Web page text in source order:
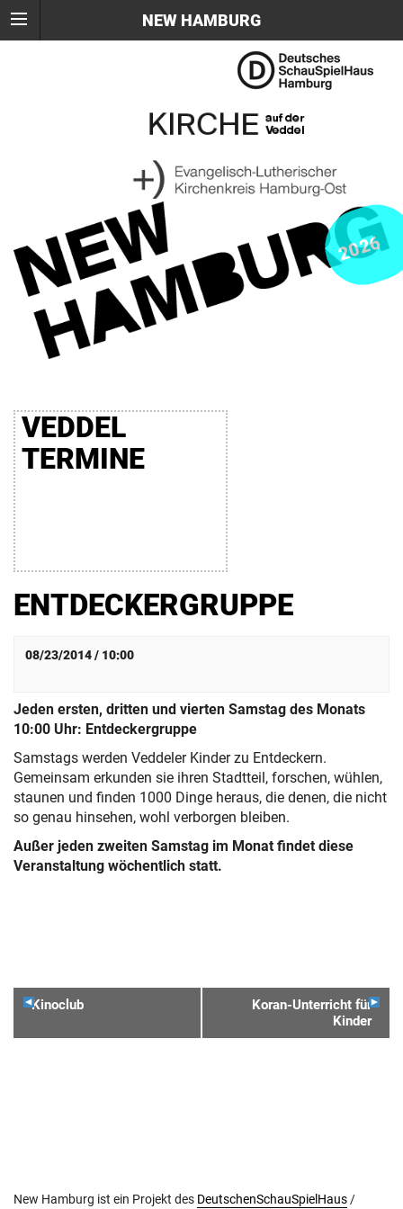
NEW HAMBURG
2026
VEDDEL
TERMINE
ENTDECKERGRUPPE
08/23/2014 / 10:00
Jeden ersten, dritten und vierten Samstag des Monats
10:00 Uhr: Entdeckergruppe
Samstags werden Veddeler Kinder zu Entdeckern.
Gemeinsam erkunden sie ihren Stadtteil, forschen, wühlen,
staunen und finden 1000 Dinge heraus, die denen, die nicht
so genau hinsehen, wohl verborgen bleiben.
Außer jeden zweiten Samstag im Monat findet diese
Veranstaltung wöchentlich statt.
VERANSTALTUNGSNAVIGATION
Kinoclub
Koran-Unterricht für
Kinder
New Hamburg ist ein Projekt des DeutschenSchauSpielHaus/